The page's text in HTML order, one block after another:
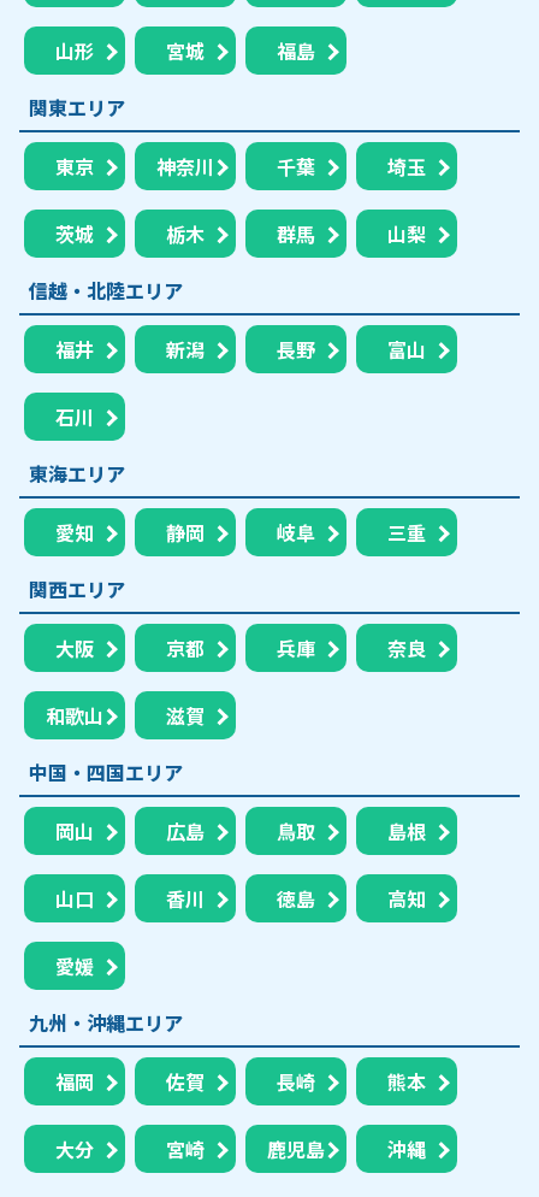
山形 宮城
福島
関東エリア
東京 神奈川 千葉 埼玉
茨城 栃木 群馬
山梨
信越・北陸エリア
福井 新潟 長野 富山
石川
東海エリア
愛知 静岡 岐阜
三重
関西エリア
大阪 京都 兵庫 奈良
和歌山
滋賀
中国・四国エリア
岡山 広島 鳥取 島根
山口 香川 徳島 高知
愛媛
九州・沖縄エリア
福岡 佐賀 長崎 熊本
大分 宮崎 鹿児島 沖縄